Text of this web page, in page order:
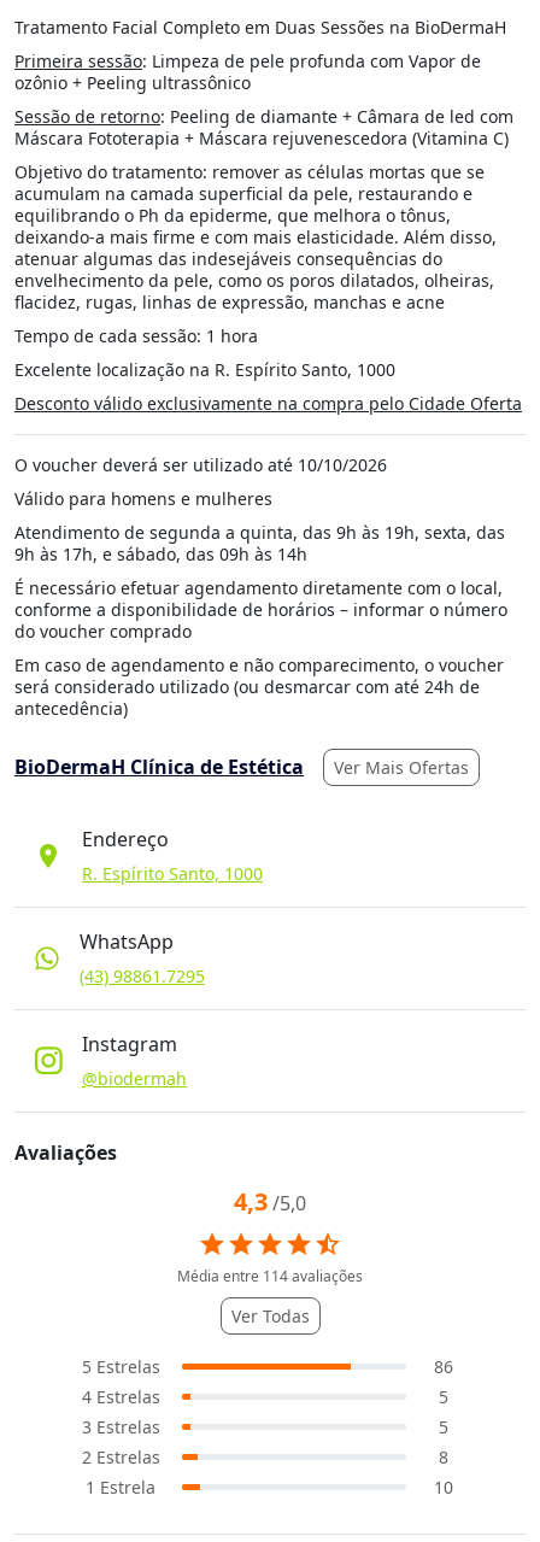
Tratamento Facial Completo em Duas Sessões na BioDermaH
Primeira sessão: Limpeza de pele profunda com Vapor de
ozônio + Peeling ultrassônico
Sessão de retorno: Peeling de diamante + Câmara de led com
Máscara Fototerapia + Máscara rejuvenescedora (Vitamina C)
Objetivo do tratamento: remover as células mortas que se
acumulam na camada superficial da pele, restaurando e
equilibrando o Ph da epiderme, que melhora o tônus,
deixando-a mais firme e com mais elasticidade. Além disso,
atenuar algumas das indesejáveis consequências do
envelhecimento da pele, como os poros dilatados, olheiras,
flacidez, rugas, linhas de expressão, manchas e acne
Tempo de cada sessão: 1 hora
Excelente localização na R. Espírito Santo, 1000
Desconto válido exclusivamente na compra pelo Cidade Oferta
O voucher deverá ser utilizado até 10/10/2026
Válido para homens e mulheres
Atendimento de segunda a quinta, das 9h às 19h, sexta, das
9h às 17h, e sábado, das 09h às 14h
É necessário efetuar agendamento diretamente com o local,
conforme a disponibilidade de horários – informar o número
do voucher comprado
Em caso de agendamento e não comparecimento, o voucher
será considerado utilizado (ou desmarcar com até 24h de
antecedência)
BioDermaH Clínica de Estética Ver Mais Ofertas
location_on
Endereço
R. Espírito Santo, 1000
WhatsApp
(43) 98861.7295
Instagram
@biodermah
Avaliações
4,3/5,0
starstarstarstarstar_half
Média entre 114avaliações
Ver Todas
5 Estrelas
86
4 Estrelas
5
3 Estrelas
5
2 Estrelas
8
1 Estrela 10